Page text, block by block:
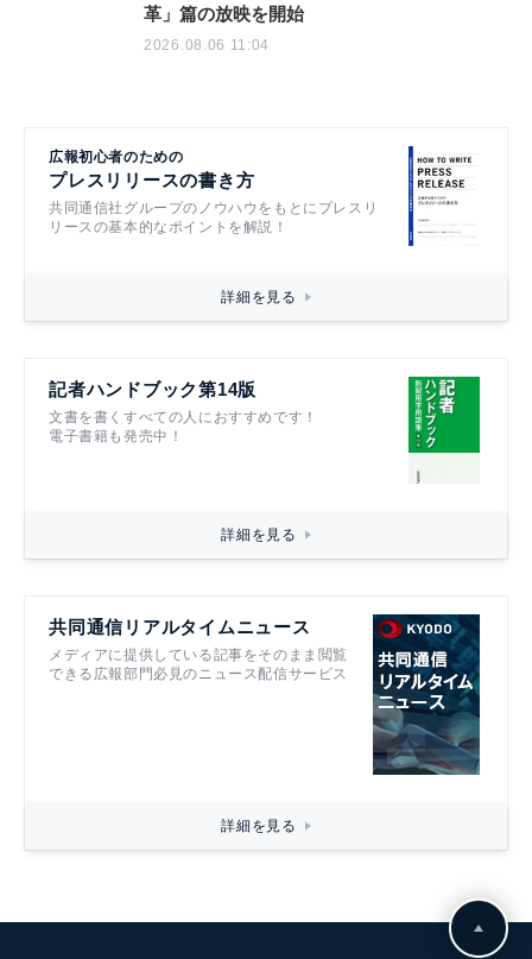
革」篇の放映を開始
2026.08.06 11:04
広報初心者のための
プレスリリースの書き方
共同通信社グループのノウハウをもとにプレスリ
リースの基本的なポイントを解説！
詳細を見る
記者ハンドブック第14版
文書を書くすべての人におすすめです！
電子書籍も発売中！
詳細を見る
共同通信リアルタイムニュース
メディアに提供している記事をそのまま閲覧
できる広報部門必見のニュース配信サービス
詳細を見る